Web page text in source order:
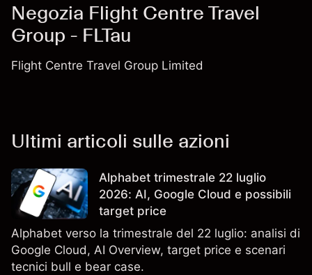
Negozia Flight Centre Travel
Group - FLTau
Flight Centre Travel Group Limited
Ultimi articoli sulle azioni
Alphabet trimestrale 22 luglio
2026: AI, Google Cloud e possibili
target price
Alphabet verso la trimestrale del 22 luglio: analisi di
Google Cloud, AI Overview, target price e scenari
tecnici bull e bear case.